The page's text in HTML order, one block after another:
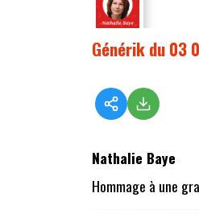
Générik du 03
Nathalie Baye
Hommage à une